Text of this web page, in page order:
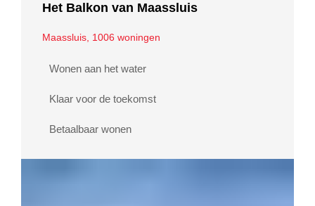
Het Balkon van Maassluis
Maassluis, 1006 woningen
Wonen aan het water
Klaar voor de toekomst
Betaalbaar wonen